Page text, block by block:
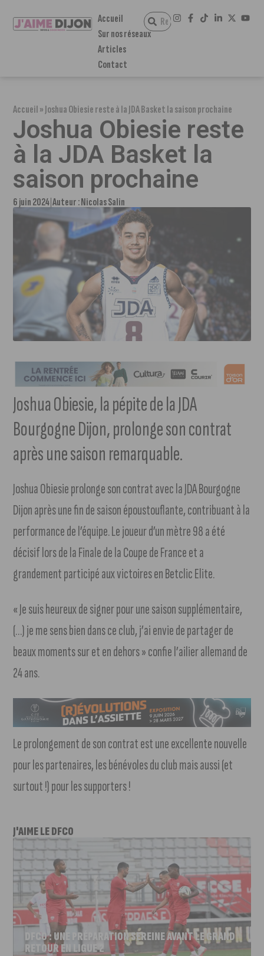
Accueil
Sur nos réseaux
Articles
Contact
Accueil»Joshua Obiesie reste à la JDA Basket la saison prochaine
Joshua Obiesie reste
à la JDA Basket la
saison prochaine
6 juin 2024 Auteur :Nicolas Salin
Joshua Obiesie, la pépite de la JDA
Bourgogne Dijon, prolonge son contrat
après une saison remarquable.
Joshua Obiesie prolonge son contrat avec la JDA Bourgogne
Dijon après une fin de saison époustouflante, contribuant à la
performance de l’équipe. Le joueur d’un mètre 98 a été
décisif lors de la Finale de la Coupe de France et a
grandement participé aux victoires en Betclic Elite.
« Je suis heureux de signer pour une saison supplémentaire,
(…) je me sens bien dans ce club, j’ai envie de partager de
beaux moments sur et en dehors » confie l’ailier allemand de
24 ans.
Le prolongement de son contrat est une excellente nouvelle
pour les partenaires, les bénévoles du club mais aussi (et
surtout !) pour les supporters !
J'AIME LE DFCO
DFCO : UNE PRÉPARATION SEREINE AVANT LE GRAND
RETOUR EN LIGUE 2